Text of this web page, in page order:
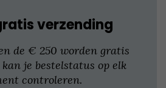
verzending
de € 250 worden gratis
kan je bestelstatus op elk
controleren.